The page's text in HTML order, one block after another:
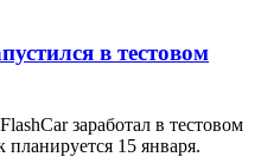
в тестовом
заработал в тестовом
15 января.